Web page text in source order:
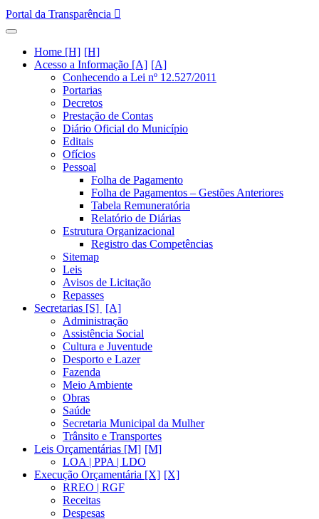
Portal da Transparência
Home [H]
Acesso a Informação [A]
Conhecendo a Lei nº 12.527/2011
Portarias
Decretos
Prestação de Contas
Diário Oficial do Município
Editais
Ofícios
Pessoal
Folha de Pagamento
Folha de Pagamentos – Gestões Anteriores
Tabela Remuneratória
Relatório de Diárias
Estrutura Organizacional
Registro das Competências
Sitemap
Leis
Avisos de Licitação
Repasses
Secretarias [S]
Administração
Assistência Social
Cultura e Juventude
Desporto e Lazer
Fazenda
Meio Ambiente
Obras
Saúde
Secretaria Municipal da Mulher
Trânsito e Transportes
Leis Orçamentárias [M]
LOA | PPA | LDO
Execução Orçamentária [X]
RREO | RGF
Receitas
Despesas